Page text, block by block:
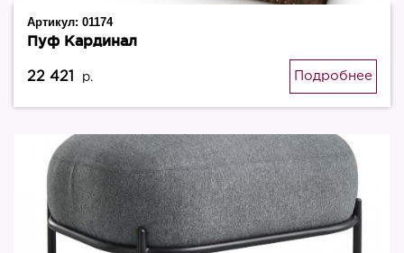
Артикул: 01174
Пуф Кардинал
22 421 р. Подробнее